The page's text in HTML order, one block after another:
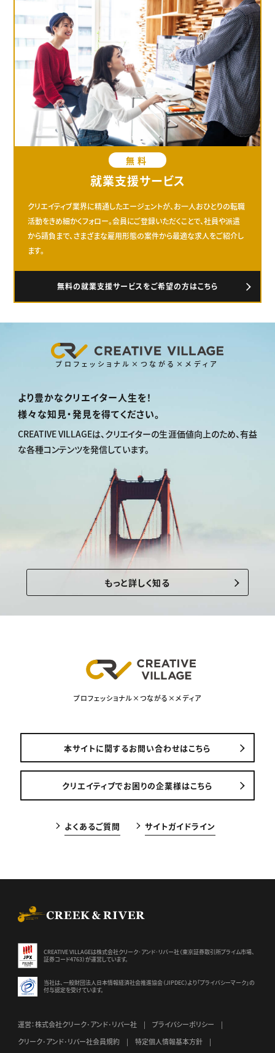
無料
就業支援サービス
クリエイティブ業界に精通したエージェントが、お一人おひとりの転職
活動をきめ細かくフォロー。会員にご登録いただくことで、社員や派遣
から請負まで、さまざまな雇用形態の案件から最適な求人をご紹介し
ます。
無料の就業支援サービスをご希望の方はこちら
プロフェッショナル×つながる×メディア
より豊かなクリエイター人生を！
様々な知見・発見を得てください。
CREATIVE VILLAGEは、クリエイターの生涯価値向上のため、有益
な各種コンテンツを発信しています。
もっと詳しく知る
プロフェッショナル×つながる×メディア
本サイトに関するお問い合わせはこちら
クリエイティブでお困りの企業様はこちら
よくあるご質問 サイトガイドライン
CREATIVE VILLAGEは株式会社クリーク･アンド･リバー社（東京証券取引所プライム市場、
証券コード4763）が運営しています。
当社は、一般財団法人日本情報経済社会推進協会（JIPDEC）より 「プライバシーマーク」の
付与認定を受けています。
運営：株式会社クリーク･アンド･リバー社
プライバシーポリシー
クリーク･アンド･リバー社会員規約
特定個人情報基本方針